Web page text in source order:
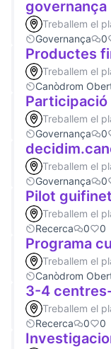
governança
Treballem el
Governança
0
Productes
Treballem el
Canòdrom
Participació
Treballem el
Governança
0
Treballem el
Governança
0
Pilot
Treballem el
Recerca
0 0
Programa
Treballem el
Canòdrom
3-4
Treballem el
Recerca
0 0